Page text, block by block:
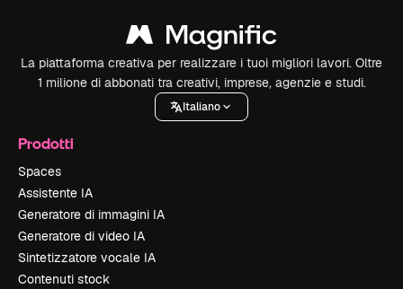
La piattaforma creativa per realizzare i tuoi migliori lavori. Oltre
1 milione di abbonati tra creativi, imprese, agenzie e studi.
Italiano
Prodotti
Spaces
Assistente IA
Generatore di immagini IA
Generatore di video IA
Sintetizzatore vocale IA
Contenuti stock